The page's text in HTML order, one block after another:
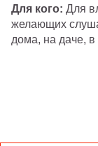
Для кого: Для
желающих
дома, на даче,